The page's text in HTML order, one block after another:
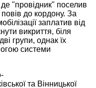
"провідник" поселив
до кордону. За
заплатив від
викриття, біля
групи, однак їх
системи
та Вінницької